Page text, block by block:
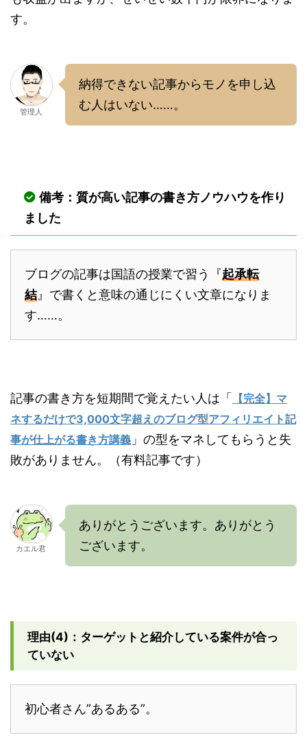
す。
管理人
納得できない記事からモノを申し込
む人はいない……。
備考：質が高い記事の書き方ノウハウを作り
ました
ブログの記事は国語の授業で習う『起承転
結 』で書くと意味の通じにくい文章になりま
す……。
記事の書き方を短期間で覚えたい人は「 【完全】マ
ネするだけで3,000文字超えのブログ型アフィリエイト記
事が仕上がる書き方講義 」の型をマネしてもらうと失
敗がありません。（有料記事です）
カエル君
ありがとうございます。ありがとう
ございます。
理由(4)：ターゲットと紹介している案件が合っ
ていない
初心者さん”あるある”。